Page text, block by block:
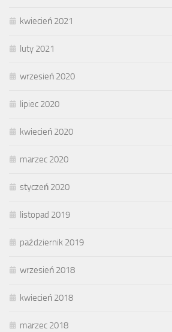
kwiecień 2021
luty 2021
wrzesień 2020
lipiec 2020
kwiecień 2020
marzec 2020
styczeń 2020
listopad 2019
październik 2019
wrzesień 2018
kwiecień 2018
marzec 2018